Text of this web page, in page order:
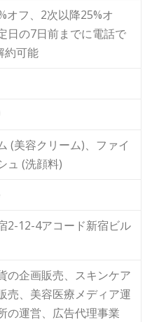
オフ、2次以降25%オ
日の7日前までに電話で
約可能
(美容クリーム)、ファイ
ュ (洗顔料)
2-12-4アコード新宿ビル
の企画販売、スキンケア
売、美容医療メディア運
の運営、広告代理事業